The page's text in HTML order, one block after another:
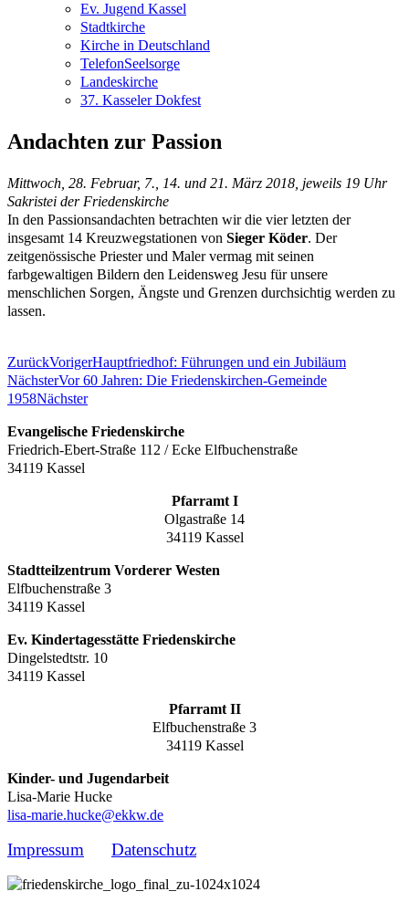
Ev. Jugend Kassel
Stadtkirche
Kirche in Deutschland
TelefonSeelsorge
Landeskirche
37. Kasseler Dokfest
Andachten zur Passion
Mittwoch, 28. Februar, 7., 14. und 21. März 2018, jeweils 19 Uhr
Sakristei der Friedenskirche
In den Passionsandachten betrachten wir die vier letzten der
insgesamt 14 Kreuzwegstationen von Sieger Köder. Der
zeitgenössische Priester und Maler vermag mit seinen
farbgewaltigen Bildern den Leidensweg Jesu für unsere
menschlichen Sorgen, Ängste und Grenzen durchsichtig werden zu
lassen.
ZurückVorigerHauptfriedhof: Führungen und ein Jubiläum
NächsterVor 60 Jahren: Die Friedenskirchen-Gemeinde
1958Nächster
Evangelische Friedenskirche
Friedrich-Ebert-Straße 112 / Ecke Elfbuchenstraße
34119 Kassel
Pfarramt I
Olgastraße 14
34119 Kassel
Stadtteilzentrum Vorderer Westen
Elfbuchenstraße 3
34119 Kassel
Ev. Kindertagesstätte Friedenskirche
Dingelstedtstr. 10
34119 Kassel
Pfarramt II
Elfbuchenstraße 3
34119 Kassel
Kinder- und Jugendarbeit
Lisa-Marie Hucke
lisa-marie.hucke@ekkw.de
Impressum Datenschutz